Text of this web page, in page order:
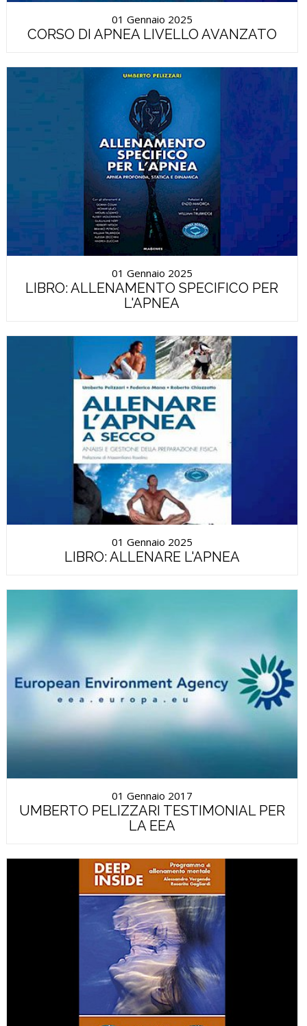
01 Gennaio 2025
CORSO DI APNEA LIVELLO AVANZATO
01 Gennaio 2025
LIBRO: ALLENAMENTO SPECIFICO PER
L'APNEA
01 Gennaio 2025
LIBRO: ALLENARE L'APNEA
01 Gennaio 2017
UMBERTO PELIZZARI TESTIMONIAL PER
LA EEA